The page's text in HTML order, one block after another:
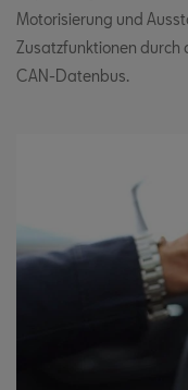
Motorisierung und
Zusatzfunktionen durch
CAN-Datenbus.